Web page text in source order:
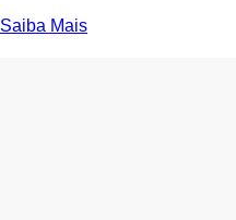
Saiba Mais